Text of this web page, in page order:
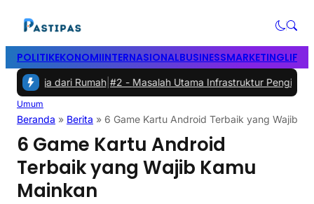
POLITIKEKONOMIINTERNASIONALBUSINESSMARKETING
Rumah #2 -Masalah Utama Infrastruktur Pengisian Daya untuk
Umum
Beranda » Berita » 6 Game Kartu Android Terbaik yang Wajib
6 Game Kartu Android
Terbaik yang Wajib Kamu
Mainkan